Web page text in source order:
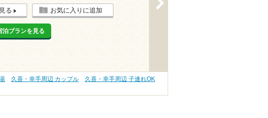
る お気に入りに追加
泊プランを見る
久喜・幸手周辺 カップル
久喜・幸手周辺 子連れOK